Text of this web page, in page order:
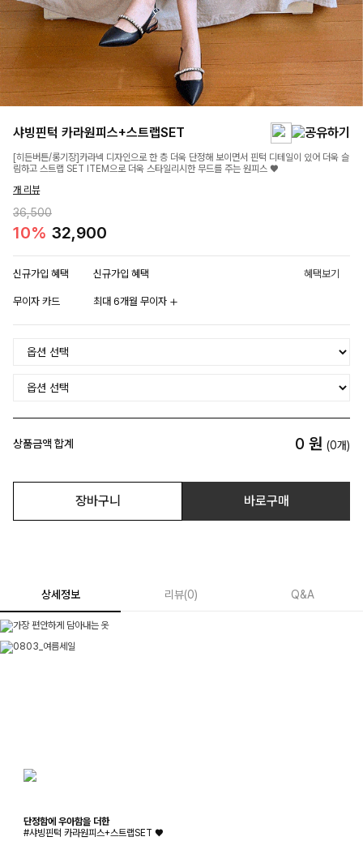
샤빙핀턱 카라원피스+스트랩SET
[히든버튼/롱기장]카라넥 디자인으로 한 층 더욱 단정해 보이면서 핀턱 디테일이 있어 더욱 슬
림하고 스트랩 SET ITEM으로 더욱 스타일리시한 무드를 주는 원피스 ♥
개 리뷰
36,500
10% 32,900
신규가입 혜택 신규가입 혜택 혜택보기
무이자 카드 최대 6개월 무이자
상품금액 합계 0 원 (0개)
장바구니 바로구매
상세정보 리뷰(0) Q&A
단정함에 우아함을 더한
#샤빙핀턱 카라원피스+스트랩SET ♥